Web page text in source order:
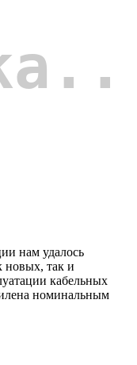
нам удалось
новых, так и
кабельных
номинальным